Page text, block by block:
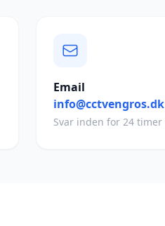
Email
info@cctvengros.dk
Svar inden for 24 timer